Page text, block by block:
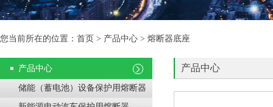
您当前所在的位置：首页 > 产品中心 > 熔断器底座
产品中心
储能（蓄电池）设备保护用熔断器
产品中心